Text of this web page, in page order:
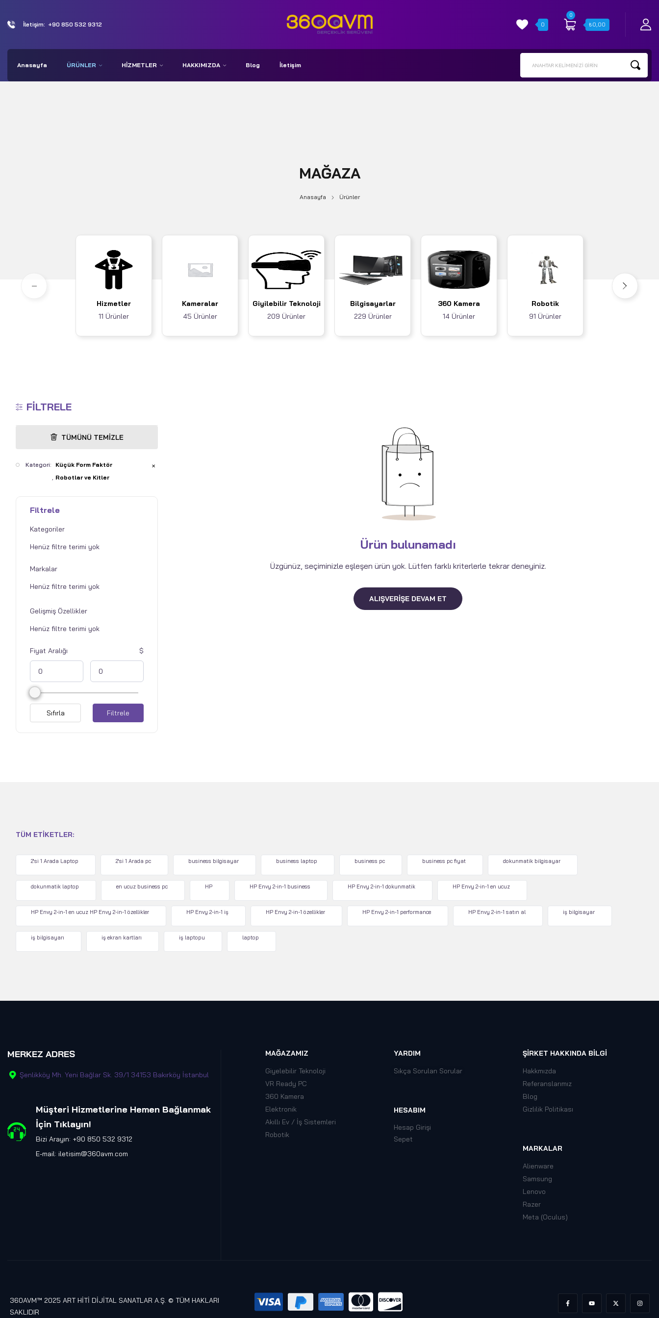
İletişim: +90 850 532 9312 0
0
₺0,00
Anasayfa ÜRÜNLER HIZMETLER HAKKIMIZDA Blog İletişim ANAHTAR KELIMENIZI GIRIN
MAĞAZA
Anasayfa Ürünler
Hizmetler
11 Ürünler
Kameralar
45 Ürünler
Giyilebilir Teknoloji
209 Ürünler
Bilgisayarlar
229 Ürünler
360 Kamera
14 Ürünler
Robotik
91 Ürünler
FILTRELE
TÜMÜNÜ TEMIZLE
Kategori:
Küçük Form Faktör
Robotlar ve Kitler
✕
Filtrele
Kategoriler
Markalar
Gelişmiş Özellikler
Fiyat Aralığı
Filtrele
Sıfırla
Ürün bulunamadı
Üzgünüz, seçiminizle eşleşen ürün yok. Lütfen farklı kriterlerle tekrar deneyiniz.
ALIŞVERIŞE DEVAM ET
TÜM ETIKETLER:
2'si 1 Arada Laptop 2'si 1 Arada pc business bilgisayar business laptop business pc business pc fiyat dokunmatik bilgisayar
dokunmatik laptop en ucuz business pc HP HP Envy 2-in-1 business HP Envy 2-in-1 dokunmatik HP Envy 2-in-1 en ucuz
HP Envy 2-in-1 en ucuz HP Envy 2-in-1 özellikler HP Envy 2-in-1 iş HP Envy 2-in-1 özellikler HP Envy 2-in-1 performance HP Envy 2-in-1 satın al iş bilgisayar
iş bilgisayarı iş ekran kartları iş laptopu laptop
MERKEZ ADRES
Şenlikköy Mh. Yeni Bağlar Sk. 39/1 34153 Bakırköy İstanbul
Müşteri Hizmetlerine Hemen Bağlanmak
İçin Tıklayın!
Bizi Arayın: +90 850 532 9312
E-mail: iletisim@360avm.com
MAĞAZAMIZ
Giyelebilir Teknoloji
VR Ready PC
360 Kamera
Elektronik
Akıllı Ev / İş Sistemleri
Robotik
YARDIM
Sıkça Sorulan Sorular
HESABIM
Hesap Girişi
Sepet
ŞIRKET HAKKINDA BILGI
Hakkmızda
Referanslarımız
Blog
Gizlilik Politikası
MARKALAR
Alienware
Samsung
Lenovo
Razer
Meta (Oculus)
360AVM™ 2025 ART HİTİ DİJİTAL SANATLAR A.Ş. © TÜM HAKLARI
SAKLIDIR